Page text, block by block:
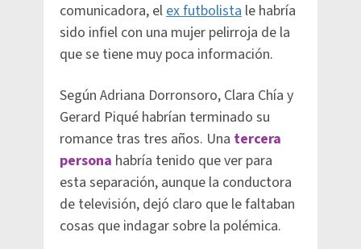
comunicadora, elex futbolista le habría
sido infiel con una mujer pelirroja de la
que se tiene muy poca información.
Según Adriana Dorronsoro, Clara Chía y
Gerard Piqué habrían terminado su
romance tras tres años. Una tercera
persona habría tenido que ver para
esta separación, aunque la conductora
de televisión, dejó claro que le faltaban
cosas que indagar sobre la polémica.